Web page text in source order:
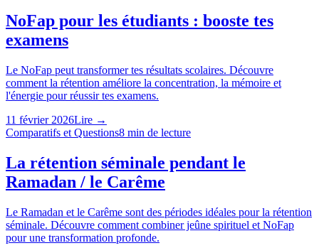
NoFap pour les étudiants : booste tes
examens
Le NoFap peut transformer tes résultats scolaires. Découvre
comment la rétention améliore la concentration, la mémoire et
l'énergie pour réussir tes examens.
11 février 2026Lire →
Comparatifs et Questions8 min de lecture
La rétention séminale pendant le
Ramadan / le Carême
Le Ramadan et le Carême sont des périodes idéales pour la rétention
séminale. Découvre comment combiner jeûne spirituel et NoFap
pour une transformation profonde.